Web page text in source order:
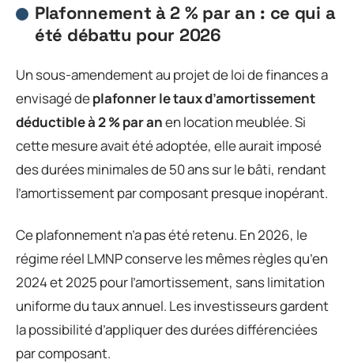
Plafonnement à 2 % par an : ce qui a
été débattu pour 2026
Un sous-amendement au projet de loi de finances a
envisagé deplafonner le taux d’amortissement
déductible à 2 % par anen location meublée. Si
cette mesure avait été adoptée, elle aurait imposé
des durées minimales de 50 ans sur le bâti, rendant
l’amortissement par composant presque inopérant.
Ce plafonnement n’a pas été retenu. En 2026, le
régime réel LMNP conserve les mêmes règles qu’en
2024 et 2025 pour l’amortissement, sans limitation
uniforme du taux annuel. Les investisseurs gardent
la possibilité d’appliquer des durées différenciées
par composant.